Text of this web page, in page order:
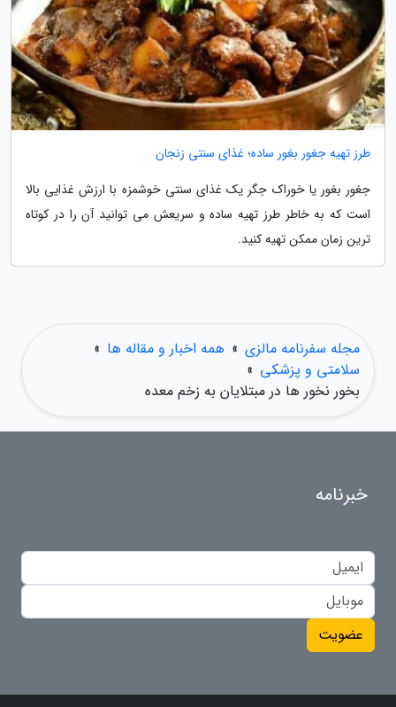
طرز تهیه جغور بغور ساده؛ غذای سنتی زنجان
جغور بغور یا خوراک جگر یک غذای سنتی خوشمزه با ارزش غذایی بالا
است که به خاطر طرز تهیه ساده و سریعش می توانید آن را در کوتاه
ترین زمان ممکن تهیه کنید.
مجله سفرنامه مالزی » همه اخبار و مقاله ها »
سلامتی و پزشکی »
بخور نخور ها در مبتلایان به زخم معده
خبرنامه
عضویت